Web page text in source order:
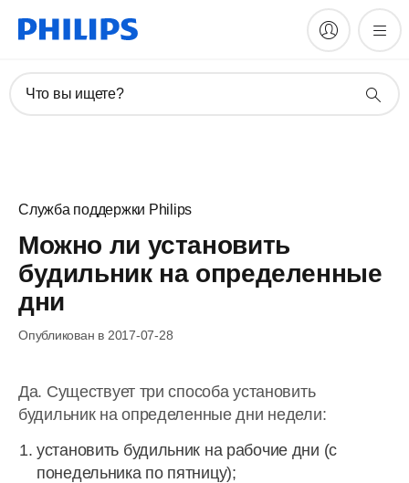
Что вы ищете?
Служба поддержки Philips
Можно ли установить
будильник на определенные
дни
Опубликован в 2017-07-28
Да. Существует три способа установить
будильник на определенные дни недели:
установить будильник на рабочие дни (с
понедельника по пятницу);